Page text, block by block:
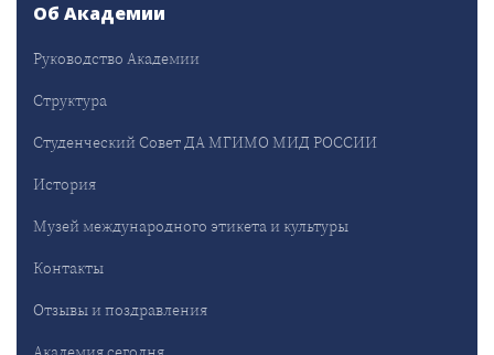
Об Академии
Руководство Академии
Структура
Студенческий Совет ДА МГИМО МИД РОССИИ
История
Музей международного этикета и культуры
Контакты
Отзывы и поздравления